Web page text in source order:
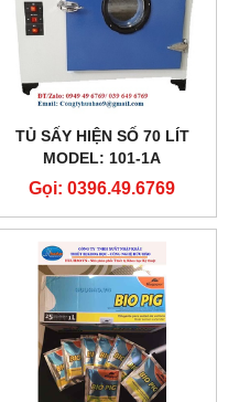
TỦ SẤY HIỆN SỐ 70 LÍT
MODEL: 101-1A
Gọi: 0396.49.6769